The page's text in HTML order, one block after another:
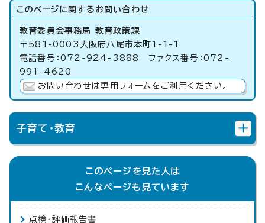
このページに関する お問い合わせ
教育委員会事務局 教育政策課
〒581-0003大阪府八尾市本町1-1-1
電話番号：072-924-3888 ファクス番号：072-
991-4620
お問い合わせは専用フォームをご利用ください。
子育て・教育
このページを見た人は
こんなページも見ています
点検・評価報告書